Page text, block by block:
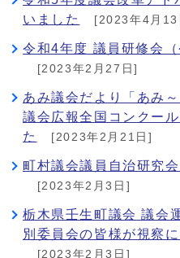
いました
[2023年4月13
令和4年度 議員研修会
[2023年2月27日]
あみ議会だより「あみ
議会広報全国コンクー
た
[2023年2月21日]
町村議会議員自治研究
[2023年2月3日]
栃木県壬生町議会 議会
別委員会の皆様が視察
[2023年2月3日]